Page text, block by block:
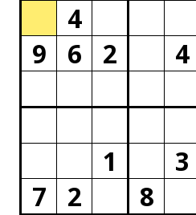
4
9
6 2 4
1
3
7
2
8